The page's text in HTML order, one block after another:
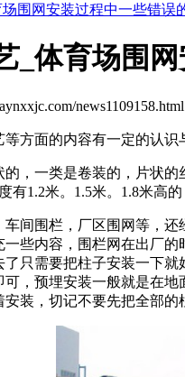
围网安装过程中一些错误
_体育场围
方面的内容有一定的认
，一类是卷装的，片状
有1.2米。1.5米。1.8米高
间围栏，厂区围网等，
些内容，围栏网在出厂
只需要把柱子安装一下
，预埋安装一般就是在
装，切记不要先把全部